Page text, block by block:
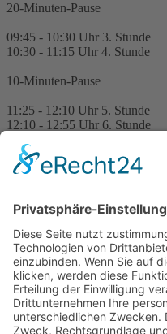
20-Minuten-Pause
09:45 - 10:30 Uhr 3. Stunde
10:30 - 11:15 Uhr 4. Stunde
10-Minuten-Pause
11:25 - 12:10 Uhr 5. Stunde
12:10 - 12:55 Uhr 6. Stunde
Mittagspause